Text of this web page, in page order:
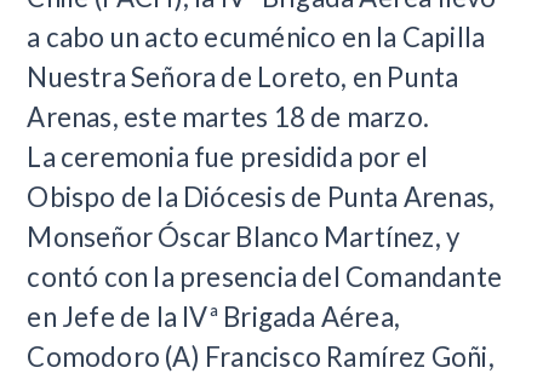
a cabo un acto ecuménico en la Capilla
Nuestra Señora de Loreto, en Punta
Arenas, este martes 18 de marzo.
La ceremonia fue presidida por el
Obispo de la Diócesis de Punta Arenas,
Monseñor Óscar Blanco Martínez, y
contó con la presencia del Comandante
en Jefe de la IVª Brigada Aérea,
Comodoro (A) Francisco Ramírez Goñi,